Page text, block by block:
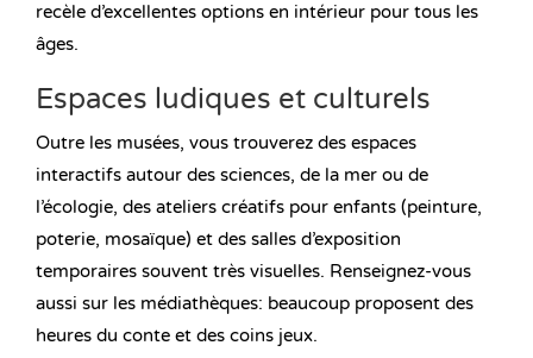
recèle d’excellentes options en intérieur pour tous les
âges.
Espaces ludiques et culturels
Outre les musées, vous trouverez des espaces
interactifs autour des sciences, de la mer ou de
l’écologie, des ateliers créatifs pour enfants (peinture,
poterie, mosaïque) et des salles d’exposition
temporaires souvent très visuelles. Renseignez-vous
aussi sur les médiathèques: beaucoup proposent des
heures du conte et des coins jeux.